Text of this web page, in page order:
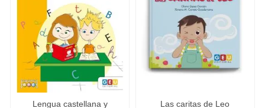
Lengua castellana y
Las caritas de Leo